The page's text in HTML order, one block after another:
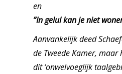
en
”In gelul kan je niet
Aanvankelijk deed
de Tweede Kamer,
dit ‘onwelvoeglijk